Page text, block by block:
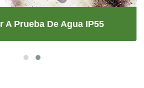
A Prueba De Agua IP55